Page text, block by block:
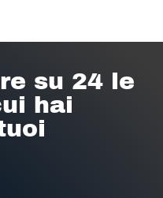
su 24 le
hai